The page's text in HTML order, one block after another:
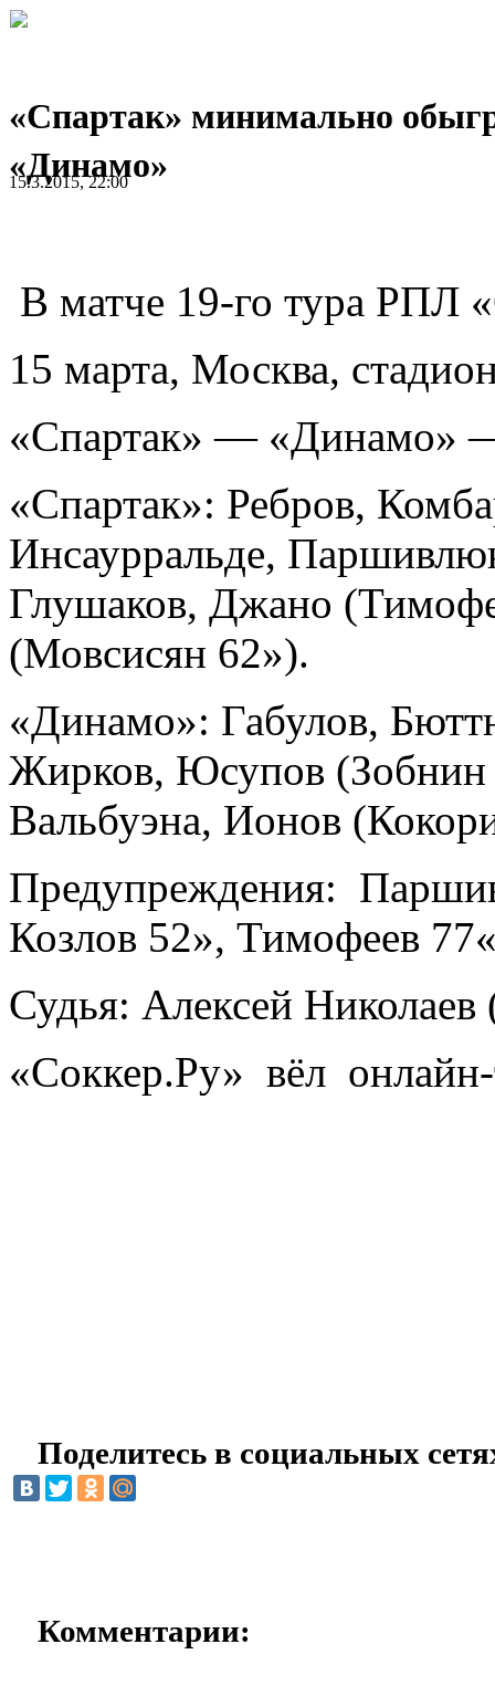
«Спартак» минимально
«Динамо»
15.3.2015, 22:00
В матче 19-го тура РПЛ
15 марта, Москва,
«Спартак» — «Динамо»
«Спартак»: Ребров,
Инсаурральде,
Глушаков, Джано
(Мовсисян 62»).
«Динамо»: Габулов,
Жирков, Юсупов
Вальбуэна, Ионов
Предупреждения:
Козлов 52», Тимофеев
Судья: Алексей
«Соккер.Ру» вёл
Поделитесь в социальных
Комментарии: